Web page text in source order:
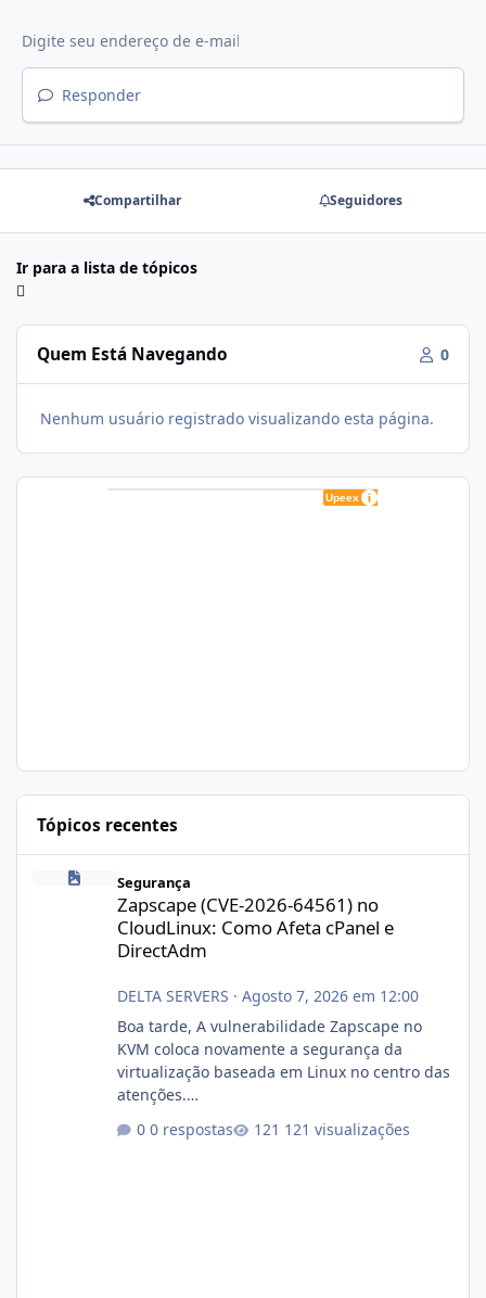
Responder
Compartilhar Seguidores
Ir para a lista de tópicos
Quem Está Navegando 0
Nenhum usuário registrado visualizando esta página.
Tópicos recentes
Zapscape (CVE-2026-64561) no CloudLinux: Como Afeta cPanel
Segurança
Zapscape (CVE-2026-64561) no
CloudLinux: Como Afeta cPanel e
DirectAdm
DELTA SERVERS · Agosto 7, 2026 em 12:00
Boa tarde, A vulnerabilidade Zapscape no
KVM coloca novamente a segurança da
virtualização baseada em Linux no centro das
atenções.
xjx23zz5f Criamos uma breve explicação:
0 respostas 121 visualizações